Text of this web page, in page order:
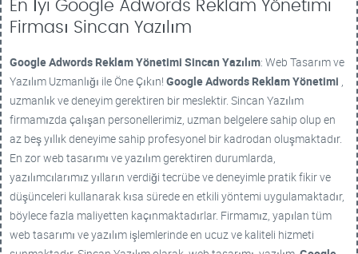
En İyi Google Adwords Reklam Yönetimi
Firması Sincan Yazılım
Google Adwords Reklam Yönetimi Sincan Yazılım: Web Tasarım ve
Yazılım Uzmanlığı ile Öne Çıkın! Google Adwords Reklam Yönetimi ,
uzmanlık ve deneyim gerektiren bir meslektir. Sincan Yazılım
firmamızda çalışan personellerimiz, uzman belgelere sahip olup en
az beş yıllık deneyime sahip profesyonel bir kadrodan oluşmaktadır.
En zor web tasarımı ve yazılım gerektiren durumlarda,
yazılımcılarımız yılların verdiği tecrübe ve deneyimle pratik fikir ve
düşünceleri kullanarak kısa sürede en etkili yöntemi uygulamaktadır,
böylece fazla maliyetten kaçınmaktadırlar. Firmamız, yapılan tüm
web tasarımı ve yazılım işlemlerinde en ucuz ve kaliteli hizmeti